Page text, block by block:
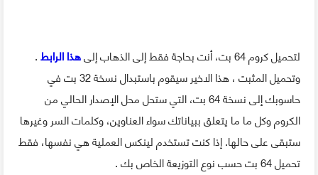
لتحميل كروم 64 بت، أنت بحاجة فقط إلى الذهاب إلى هذا الرابط.
وتحميل المثبت ، هذا الاخير سيقوم باستبدال نسخة 32 بت في
حاسوبك إلى نسخة 64 بت، التي ستحل محل الإصدار الحالي من
الكروم وكل ما ما يتعلق ببياناتك سواء العناوين، وكلمات السر وغيرها
ستبقى على حالها. إذا كنت تستخدم لينكس العملية هي نفسها، فقط
تحميل 64 بت حسب نوع التوزيعة الخاص بك .